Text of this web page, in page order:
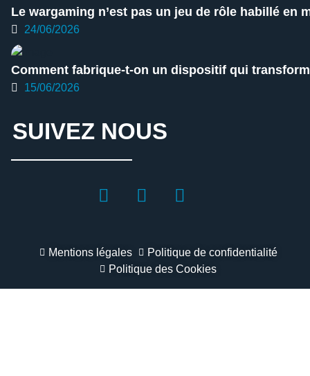
Le wargaming n’est pas un jeu de rôle habillé en
24/06/2026
Comment fabrique-t-on un dispositif qui
15/06/2026
SUIVEZ NOUS
Mentions légales
Politique de confidentialité
Politique des Cookies